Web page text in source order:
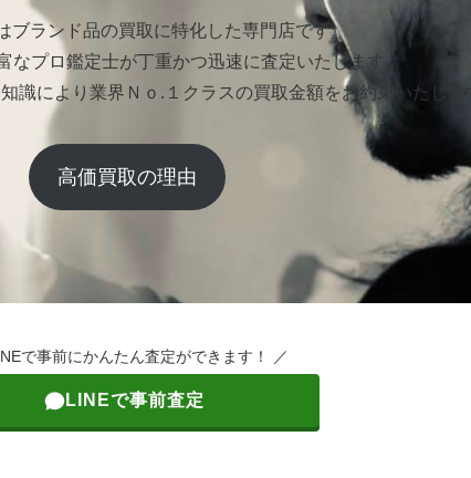
ブランド品の買取に特化した専門店です。
なプロ鑑定士が丁重かつ迅速に査定いたします。
識により業界Ｎｏ.１クラスの買取金額をお約束いたしま
高価買取の理由
で事前にかんたん査定ができます！ ／
LINEで事前査定